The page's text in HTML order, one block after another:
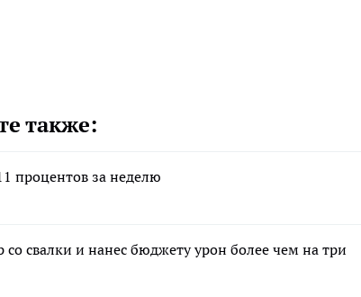
также:
процентов за неделю
свалки и нанес бюджету урон более чем на три